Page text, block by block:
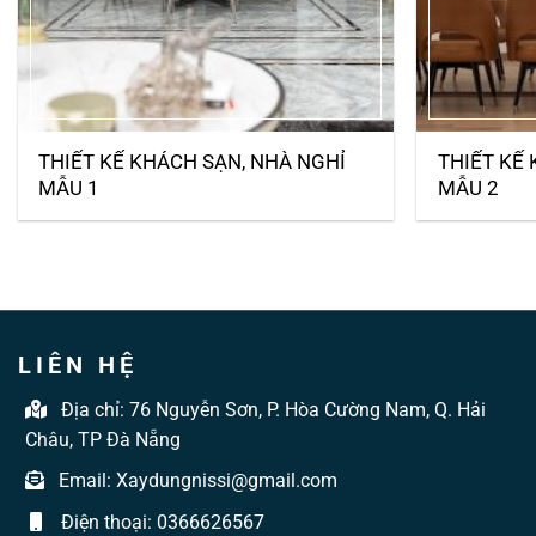
THIẾT KẾ KHÁCH SẠN, NHÀ NGHỈ
MẪU 1
THIẾT KẾ
MẪU 2
LIÊN HỆ
Địa chỉ: 76 Nguyễn Sơn, P. Hòa Cường Nam, Q. Hải
Châu, TP Đà Nẵng
Email: Xaydungnissi@gmail.com
Điện thoại: 0366626567